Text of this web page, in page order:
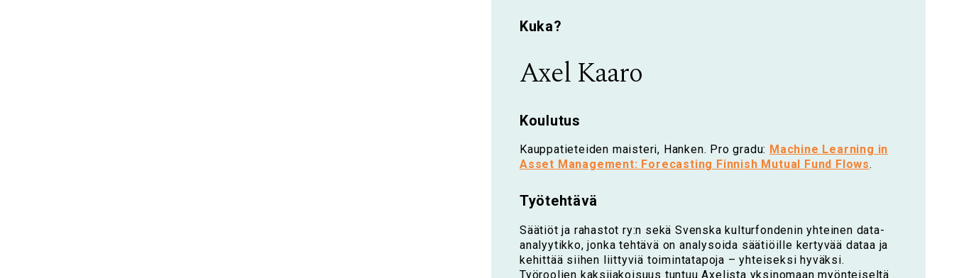
Kuka?
Axel Kaaro
Koulutus
Kauppatieteiden maisteri, Hanken. Pro gradu: Machine Learning in
Asset Management: Forecasting Finnish Mutual Fund Flows.
Työtehtävä
Säätiöt ja rahastot ry:n sekä Svenska kulturfondenin yhteinen data-
analyytikko, jonka tehtävä on analysoida säätiöille kertyvää dataa ja
kehittää siihen liittyviä toimintatapoja – yhteiseksi hyväksi.
Työroolien kaksijakoisuus tuntuu Axelista yksinomaan myönteiseltä